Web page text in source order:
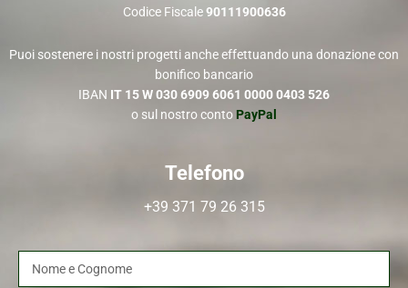
Codice Fiscale90111900636
Puoi sostenere i nostri progetti anche effettuando una donazione con
bonifico bancario
IBAN IT 15 W 030 6909 6061 0000 0403 526
o sul nostro conto PayPal
Telefono
+39 371 79 26 315